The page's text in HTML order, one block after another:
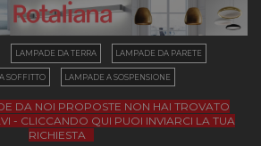
LAMPADE DA TERRA LAMPADE DA PARETE
SOFFITTO LAMPADE A SOSPENSIONE
DA NOI PROPOSTE NON HAI TROVATO
- CLICCANDO QUI PUOI INVIARCI LA TUA
RICHIESTA